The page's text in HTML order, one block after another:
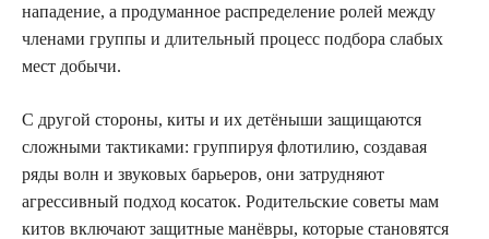
нападение, а продуманное распределение ролей между
членами группы и длительный процесс подбора слабых
мест добычи.
С другой стороны, киты и их детёныши защищаются
сложными тактиками: группируя флотилию, создавая
ряды волн и звуковых барьеров, они затрудняют
агрессивный подход косаток. Родительские советы мам
китов включают защитные манёвры, которые становятся